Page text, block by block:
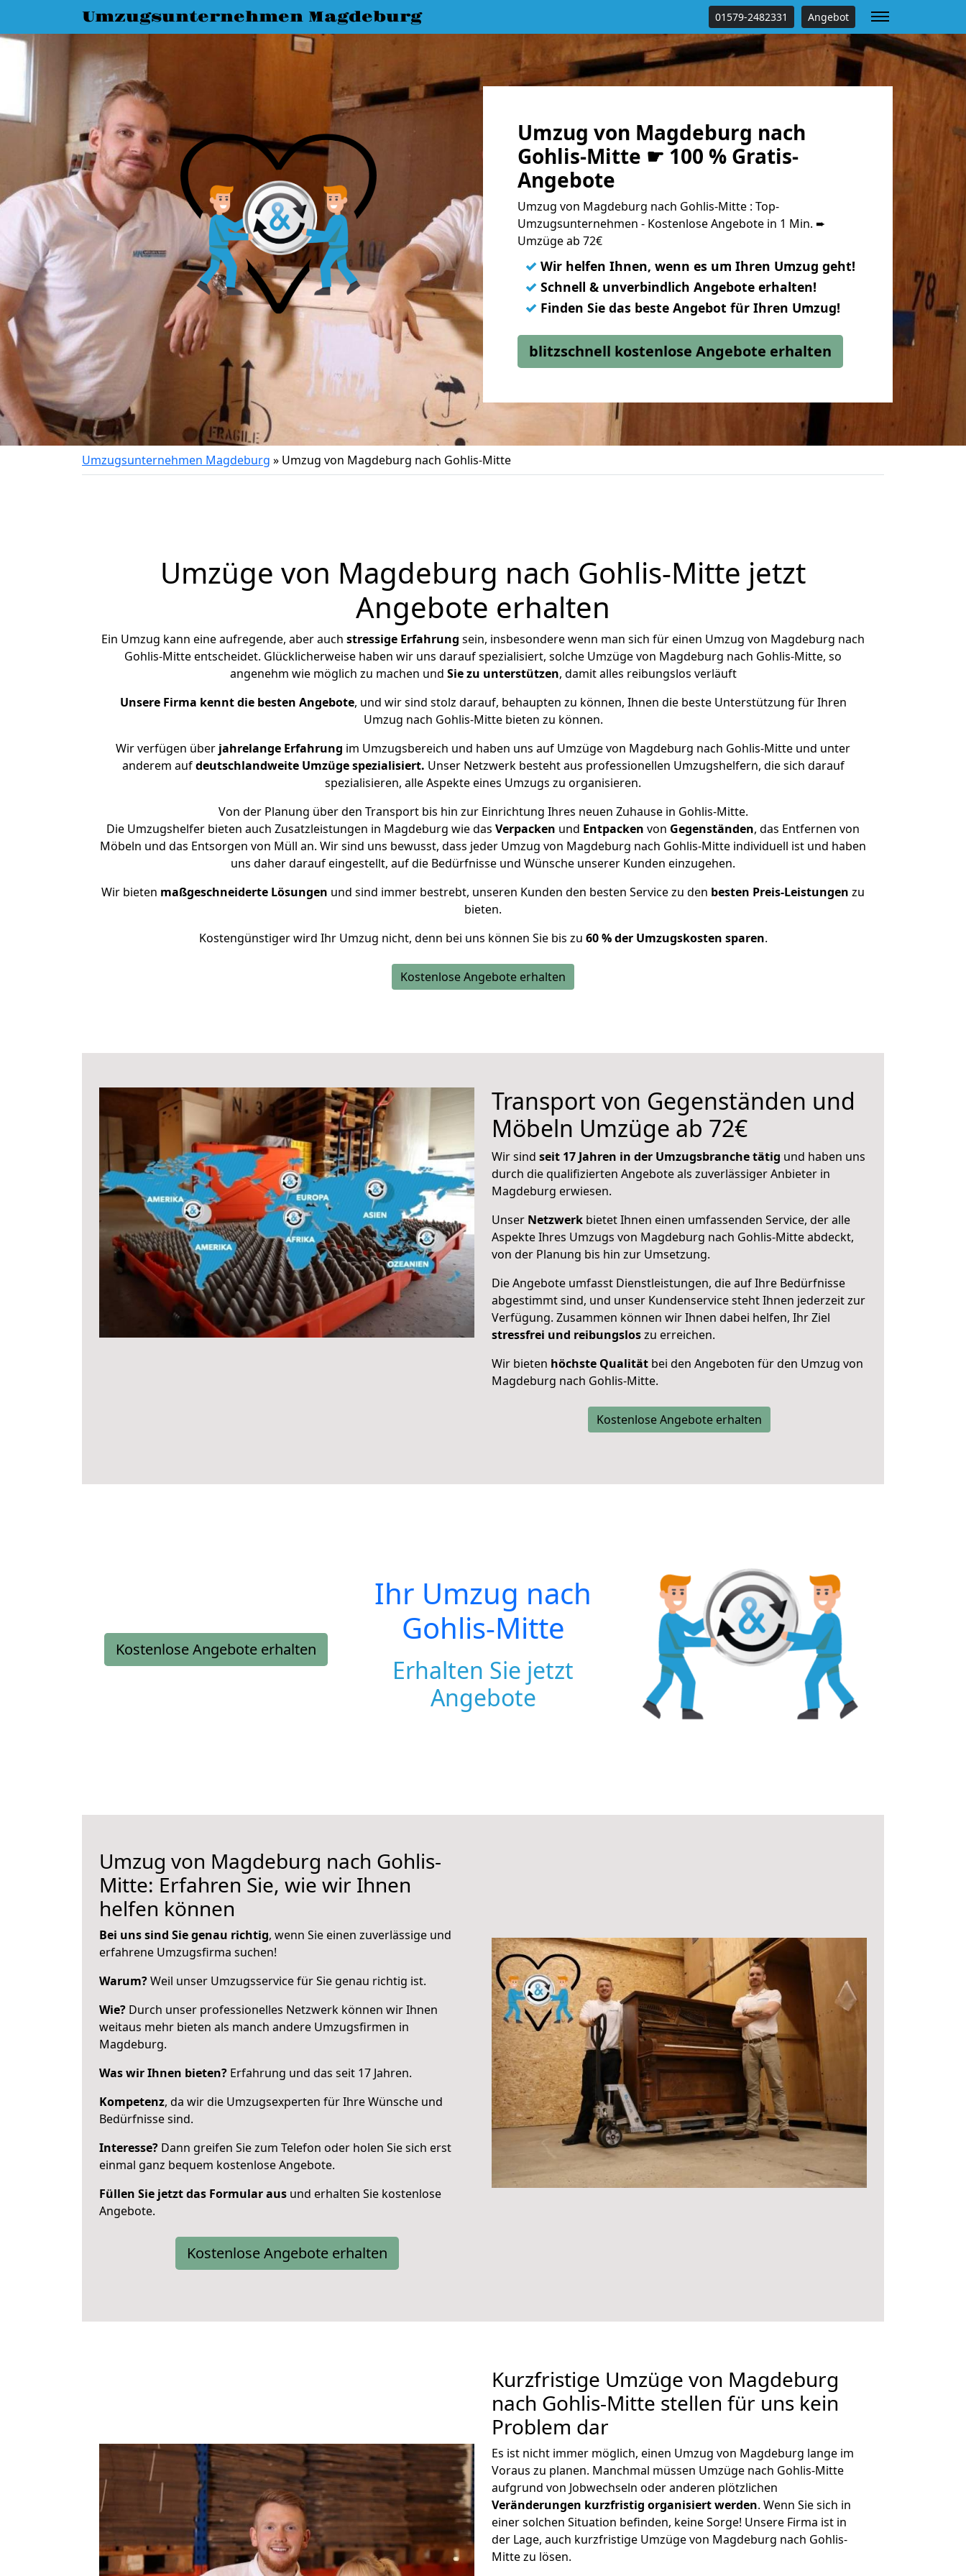
Umzugsunternehmen Magdeburg 01579-2482331 Angebot
Umzug von Magdeburg nach
Gohlis-Mitte ☛ 100 % Gratis-
Angebote
Umzug von Magdeburg nach Gohlis-Mitte : Top-
Umzugsunternehmen - Kostenlose Angebote in 1 Min. ➨
Umzüge ab 72€
✓ Wir helfen Ihnen, wenn es um Ihren Umzug geht!
✓ Schnell & unverbindlich Angebote erhalten!
✓ Finden Sie das beste Angebot für Ihren Umzug!
blitzschnell kostenlose Angebote erhalten
Umzugsunternehmen Magdeburg » Umzug von Magdeburg nach Gohlis-Mitte
Umzüge von Magdeburg nach Gohlis-Mitte jetzt
Angebote erhalten
Ein Umzug kann eine aufregende, aber auch stressige Erfahrung sein, insbesondere wenn man sich für einen Umzug von Magdeburg nach
Gohlis-Mitte entscheidet. Glücklicherweise haben wir uns darauf spezialisiert, solche Umzüge von Magdeburg nach Gohlis-Mitte, so
angenehm wie möglich zu machen und Sie zu unterstützen, damit alles reibungslos verläuft
Unsere Firma kennt die besten Angebote, und wir sind stolz darauf, behaupten zu können, Ihnen die beste Unterstützung für Ihren
Umzug nach Gohlis-Mitte bieten zu können.
Wir verfügen über jahrelange Erfahrung im Umzugsbereich und haben uns auf Umzüge von Magdeburg nach Gohlis-Mitte und unter
anderem aufdeutschlandweite Umzüge spezialisiert. Unser Netzwerk besteht aus professionellen Umzugshelfern, die sich darauf
spezialisieren, alle Aspekte eines Umzugs zu organisieren.
Von der Planung über den Transport bis hin zur Einrichtung Ihres neuen Zuhause in Gohlis-Mitte.
Die Umzugshelfer bieten auch Zusatzleistungen in Magdeburg wie das Verpacken und Entpacken von Gegenständen, das Entfernen von
Möbeln und das Entsorgen von Müll an. Wir sind uns bewusst, dass jeder Umzug von Magdeburg nach Gohlis-Mitte individuell ist und haben
uns daher darauf eingestellt, auf die Bedürfnisse und Wünsche unserer Kunden einzugehen.
Wir bieten maßgeschneiderte Lösungen und sind immer bestrebt, unseren Kunden den besten Service zu den besten Preis-Leistungen zu
bieten.
Kostengünstiger wird Ihr Umzug nicht, denn bei uns können Sie bis zu 60 % der Umzugskosten sparen.
Kostenlose Angebote erhalten
Transport von Gegenständen und
Möbeln Umzüge ab 72€
Wir sind seit 17 Jahren in der Umzugsbranche tätig und haben uns
durch die qualifizierten Angebote als zuverlässiger Anbieter in
Magdeburg erwiesen.
Unser Netzwerk bietet Ihnen einen umfassenden Service, der alle
Aspekte Ihres Umzugs von Magdeburg nach Gohlis-Mitte abdeckt,
von der Planung bis hin zur Umsetzung.
Die Angebote umfasst Dienstleistungen, die auf Ihre Bedürfnisse
abgestimmt sind, und unser Kundenservice steht Ihnen jederzeit zur
Verfügung. Zusammen können wir Ihnen dabei helfen, Ihr Ziel
stressfrei und reibungsloszu erreichen.
Wir bieten höchste Qualität bei den Angeboten für den Umzug von
Magdeburg nach Gohlis-Mitte.
Kostenlose Angebote erhalten
Kostenlose Angebote erhalten
Ihr Umzug nach
Gohlis-Mitte
Erhalten Sie jetzt
Angebote
Umzug von Magdeburg nach Gohlis-
Mitte: Erfahren Sie, wie wir Ihnen
helfen können
Bei uns sind Sie genau richtig, wenn Sie einen zuverlässige und
erfahrene Umzugsfirma suchen!
Warum?Weil unser Umzugsservice für Sie genau richtig ist.
Wie? Durch unser professionelles Netzwerk können wir Ihnen
weitaus mehr bieten als manch andere Umzugsfirmen in
Magdeburg.
Was wir Ihnen bieten? Erfahrung und das seit 17 Jahren.
Kompetenz, da wir die Umzugsexperten für Ihre Wünsche und
Bedürfnisse sind.
Interesse? Dann greifen Sie zum Telefon oder holen Sie sich erst
einmal ganz bequem kostenlose Angebote.
Füllen Sie jetzt das Formular aus und erhalten Sie kostenlose
Angebote.
Kostenlose Angebote erhalten
Kurzfristige Umzüge von Magdeburg
nach Gohlis-Mitte stellen für uns kein
Problem dar
Es ist nicht immer möglich, einen Umzug von Magdeburg lange im
Voraus zu planen. Manchmal müssen Umzüge nach Gohlis-Mitte
aufgrund von Jobwechseln oder anderen plötzlichen
Veränderungen kurzfristig organisiert werden. Wenn Sie sich in
einer solchen Situation befinden, keine Sorge! Unsere Firma ist in
der Lage, auch kurzfristige Umzüge von Magdeburg nach Gohlis-
Mitte zu lösen.